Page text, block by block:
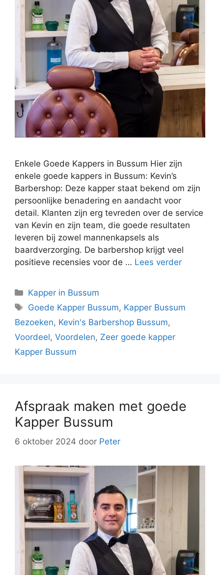
Enkele Goede Kappers in Bussum Hier zijn
enkele goede kappers in Bussum: Kevin’s
Barbershop: Deze kapper staat bekend om zijn
persoonlijke benadering en aandacht voor
detail. Klanten zijn erg tevreden over de service
van Kevin en zijn team, die goede resultaten
leveren bij zowel mannenkapsels als
baardverzorging. De barbershop krijgt veel
positieve recensies voor de … Lees verder
Kapper in Bussum
Goede Kapper Bussum, Kapper Bussum
Bezoeken, Kevin's Barbershop Bussum,
Voordeel, Voordelen, Zeer goede kapper
Kapper Bussum
Afspraak maken met goede
Kapper Bussum
6 oktober 2024 door Peter